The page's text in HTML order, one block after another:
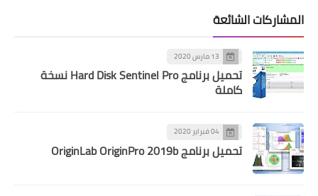
المشاركات الشائعة
13 مارس 2020
تحميل برنامج Hard Disk Sentinel Pro نسخة
كاملة
04 فبراير 2020
تحميل برنامج OriginLab OriginPro 2019b